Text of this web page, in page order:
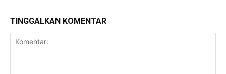
TINGGALKAN KOMENTAR